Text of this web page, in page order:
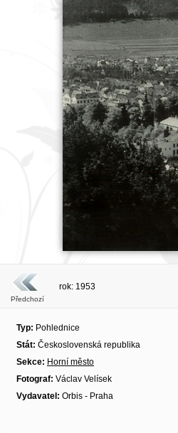
Předchozí
rok: 1953
Typ: Pohlednice
Stát: Československá republika
Sekce: Horní město
Fotograf: Václav Velísek
Vydavatel: Orbis - Praha